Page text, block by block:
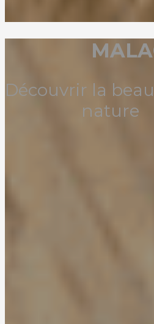
Découvrir la
nature